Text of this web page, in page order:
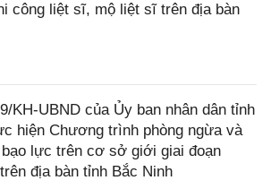
công liệt sĩ, mộ liệt sĩ trên địa bàn
KH-UBND của Ủy ban nhân dân tỉnh
hiện Chương trình phòng ngừa và
lực trên cơ sở giới giai đoạn
địa bàn tỉnh Bắc Ninh